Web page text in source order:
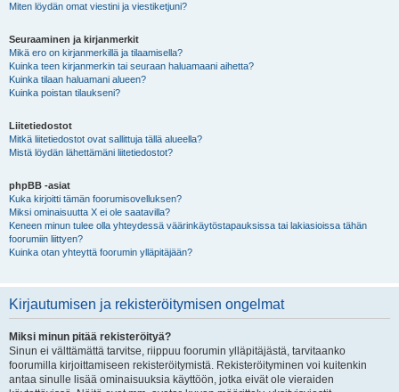
Miten löydän omat viestini ja viestiketjuni?
Seuraaminen ja kirjanmerkit
Mikä ero on kirjanmerkillä ja tilaamisella?
Kuinka teen kirjanmerkin tai seuraan haluamaani aihetta?
Kuinka tilaan haluamani alueen?
Kuinka poistan tilaukseni?
Liitetiedostot
Mitkä liitetiedostot ovat sallittuja tällä alueella?
Mistä löydän lähettämäni liitetiedostot?
phpBB -asiat
Kuka kirjoitti tämän foorumisovelluksen?
Miksi ominaisuutta X ei ole saatavilla?
Keneen minun tulee olla yhteydessä väärinkäytöstapauksissa tai lakiasioissa tähän
foorumiin liittyen?
Kuinka otan yhteyttä foorumin ylläpitäjään?
Kirjautumisen ja rekisteröitymisen ongelmat
Miksi minun pitää rekisteröityä?
Sinun ei välttämättä tarvitse, riippuu foorumin ylläpitäjästä, tarvitaanko
foorumilla kirjoittamiseen rekisteröitymistä. Rekisteröityminen voi kuitenkin
antaa sinulle lisää ominaisuuksia käyttöön, jotka eivät ole vieraiden